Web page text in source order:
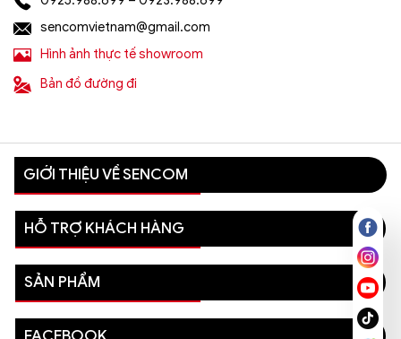
sencomvietnam@gmail.com
Hình ảnh thực tế showroom
Bản đồ đường đi
GIỚI THIỆU VỀ SENCOM
HỖ TRỢ KHÁCH HÀNG
SẢN PHẨM